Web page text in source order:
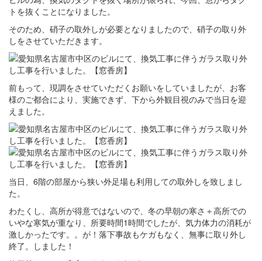
トを抜くことになりました。
そのため、硝子の取外しが必要となりましたので、硝子の取り外
しをさせていただきます。
前もって、現調をさせていただくお願いをしていましたが、お客
様のご都合により、実施できず、下から外観目視のみで当日を迎
えました。
当日、6階の部屋から狭い外足場も利用しての取外しを致しまし
た。
わたくし、高所が得意ではないので、冬の早朝の寒さ＋高所での
いやな寒気が重なり、所要時間1時間でしたが、気力体力の消耗が
激しかったです。。が！落下事故もケガもなく、無事に取り外し
終了。しました！